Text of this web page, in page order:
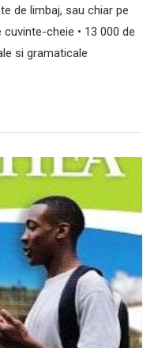
de limbaj, sau chiar pe
cheie • 13 000 de
si gramaticale